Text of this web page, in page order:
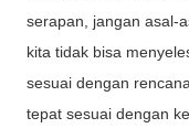
serapan, jangan asal-
kita tidak bisa
sesuai dengan
tepat sesuai dengan